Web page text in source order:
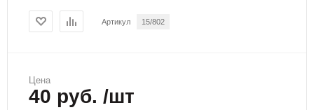
Артикул 15/802
Цена
40 руб. /шт